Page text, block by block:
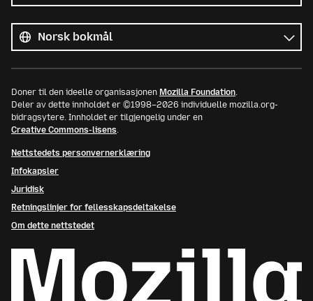
språk
Språk
Doner til den ideelle organisasjonen Mozilla Foundation.
Deler av dette innholdet er ©1998–2026 individuelle mozilla.org-
bidragsytere. Innholdet er tilgjengelig under en
Creative Commons-lisens.
Nettstedets personvernerklæring
Infokapsler
Juridisk
Retningslinjer for fellesskapsdeltakelse
Om dette nettstedet